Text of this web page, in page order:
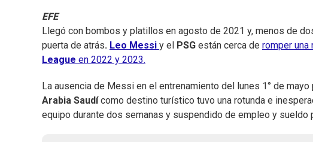
EFE
Llegó con bombos y platillos en agosto de 2021 y, menos de
puerta de atrás. Leo Messi y el PSG están cerca de romper
League en 2022 y 2023.
La ausencia de Messi en el entrenamiento del lunes 1° de
Arabia Saudícomo destino turístico tuvo una rotunda e
equipo durante dos semanas y suspendido de empleo y sueldo